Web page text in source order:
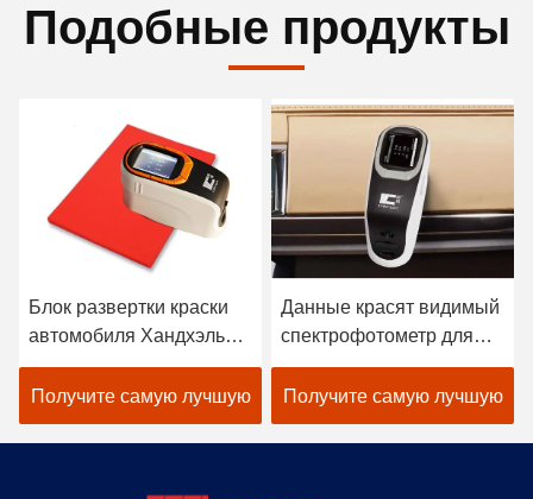
Подобные продукты
Данные красят видимый
спектрофотометр для
подбора цветов ткани в
черноте
Получите самую лучшую
Спектрофотометр цвета
КС -610 портативный
соединяется с
программным
обеспечением подбора
цветов
Получите самую лучшую